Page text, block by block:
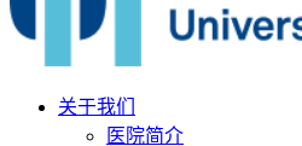
关于我们
医院简介